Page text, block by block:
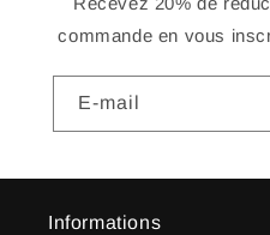
commande en vous
E-mail
Informations